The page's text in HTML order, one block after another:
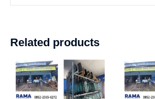
Related products